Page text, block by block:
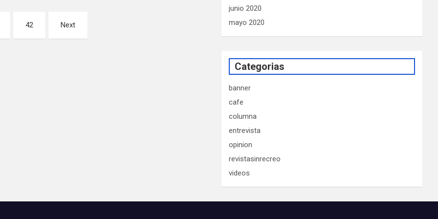
42 Next
junio 2020
mayo 2020
Categorias
banner
cafe
columna
entrevista
opinion
revistasinrecreo
videos